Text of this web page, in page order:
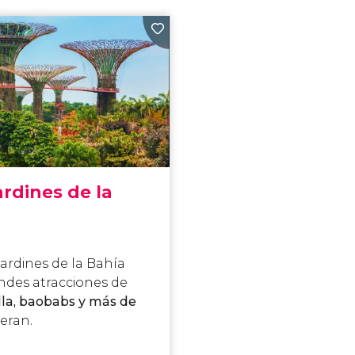
de la
de la Bahía
atracciones de
baobabs y más de